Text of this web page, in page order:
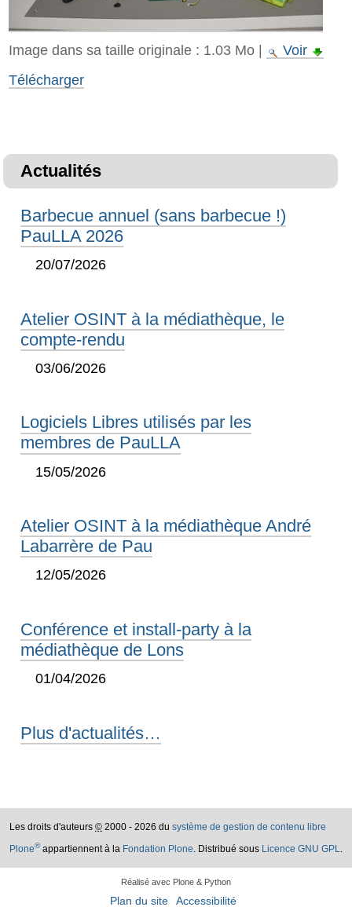
Image dans sa taille originale : 1.03 Mo|
Voir
Télécharger
Actualités
Barbecue annuel (sans barbecue !)
PauLLA 2026
20/07/2026
Atelier OSINT à la médiathèque, le
compte-rendu
03/06/2026
Logiciels Libres utilisés par les
membres de PauLLA
15/05/2026
Atelier OSINT à la médiathèque André
Labarrère de Pau
12/05/2026
Conférence et install-party à la
médiathèque de Lons
01/04/2026
Plus d'actualités…
Les droits d'auteurs © 2000 - 2026 du système de gestion de contenu libre
Plone®appartiennent à la Fondation Plone. Distribué sous Licence GNU GPL.
Réalisé avec Plone & Python
Plan du site Accessibilité